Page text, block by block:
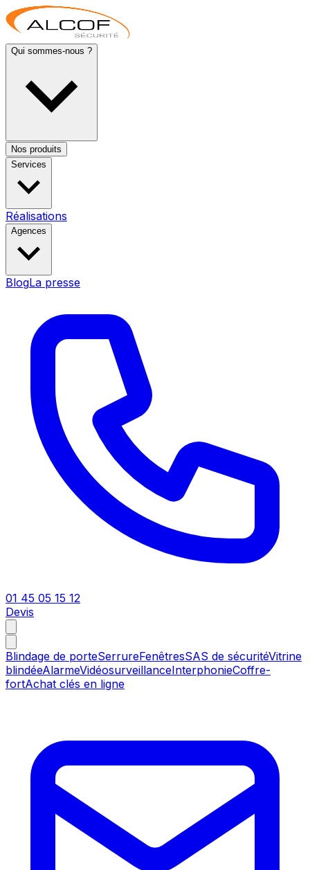
Qui sommes-nous ?
Nos produits
Services
Réalisations
Agences
BlogLa presse
01 45 05 15 12
Devis
Blindage de porteSerrureFenêtresSAS de sécuritéVitrine
blindéeAlarmeVidéosurveillanceInterphonieCoffre-
fortAchat clés en ligne